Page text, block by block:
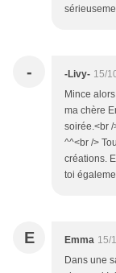
- -Livy- 15/
Mince
ma chère
soirée.<br
^^<br />
créations.
toi
E Emma 15/
Dans une